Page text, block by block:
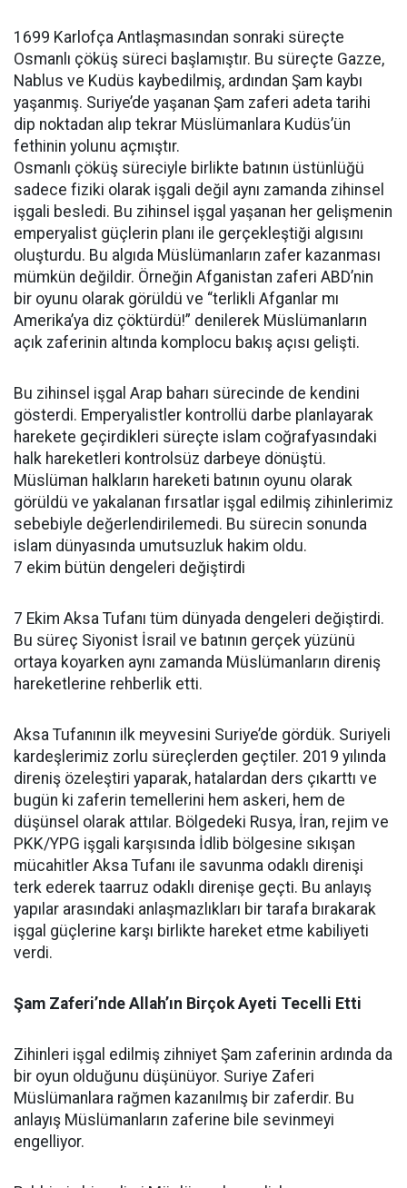
1699 Karlofça Antlaşmasından sonraki süreçte
Osmanlı çöküş süreci başlamıştır. Bu süreçte Gazze,
Nablus ve Kudüs kaybedilmiş, ardından Şam kaybı
yaşanmış. Suriye’de yaşanan Şam zaferi adeta tarihi
dip noktadan alıp tekrar Müslümanlara Kudüs’ün
fethinin yolunu açmıştır.
Osmanlı çöküş süreciyle birlikte batının üstünlüğü
sadece fiziki olarak işgali değil aynı zamanda zihinsel
işgali besledi. Bu zihinsel işgal yaşanan her gelişmenin
emperyalist güçlerin planı ile gerçekleştiği algısını
oluşturdu. Bu algıda Müslümanların zafer kazanması
mümkün değildir. Örneğin Afganistan zaferi ABD’nin
bir oyunu olarak görüldü ve “terlikli Afganlar mı
Amerika’ya diz çöktürdü!” denilerek Müslümanların
açık zaferinin altında komplocu bakış açısı gelişti.
Bu zihinsel işgal Arap baharı sürecinde de kendini
gösterdi. Emperyalistler kontrollü darbe planlayarak
harekete geçirdikleri süreçte islam coğrafyasındaki
halk hareketleri kontrolsüz darbeye dönüştü.
Müslüman halkların hareketi batının oyunu olarak
görüldü ve yakalanan fırsatlar işgal edilmiş zihinlerimiz
sebebiyle değerlendirilemedi. Bu sürecin sonunda
islam dünyasında umutsuzluk hakim oldu.
7 ekim bütün dengeleri değiştirdi
7 Ekim Aksa Tufanı tüm dünyada dengeleri değiştirdi.
Bu süreç Siyonist İsrail ve batının gerçek yüzünü
ortaya koyarken aynı zamanda Müslümanların direniş
hareketlerine rehberlik etti.
Aksa Tufanının ilk meyvesini Suriye’de gördük. Suriyeli
kardeşlerimiz zorlu süreçlerden geçtiler. 2019 yılında
direniş özeleştiri yaparak, hatalardan ders çıkarttı ve
bugün ki zaferin temellerini hem askeri, hem de
düşünsel olarak attılar. Bölgedeki Rusya, İran, rejim ve
PKK/YPG işgali karşısında İdlib bölgesine sıkışan
mücahitler Aksa Tufanı ile savunma odaklı direnişi
terk ederek taarruz odaklı direnişe geçti. Bu anlayış
yapılar arasındaki anlaşmazlıkları bir tarafa bırakarak
işgal güçlerine karşı birlikte hareket etme kabiliyeti
verdi.
Şam Zaferi’nde Allah’ın Birçok Ayeti Tecelli Etti
Zihinleri işgal edilmiş zihniyet Şam zaferinin ardında da
bir oyun olduğunu düşünüyor. Suriye Zaferi
Müslümanlara rağmen kazanılmış bir zaferdir. Bu
anlayış Müslümanların zaferine bile sevinmeyi
engelliyor.